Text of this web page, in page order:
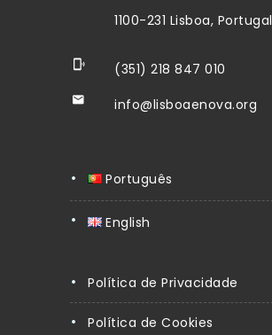
1100-231 Lisboa, Portugal
(351) 218 847 010
info@lisboaenova.org
Português
English
Política de Privacidade
Política de Cookies